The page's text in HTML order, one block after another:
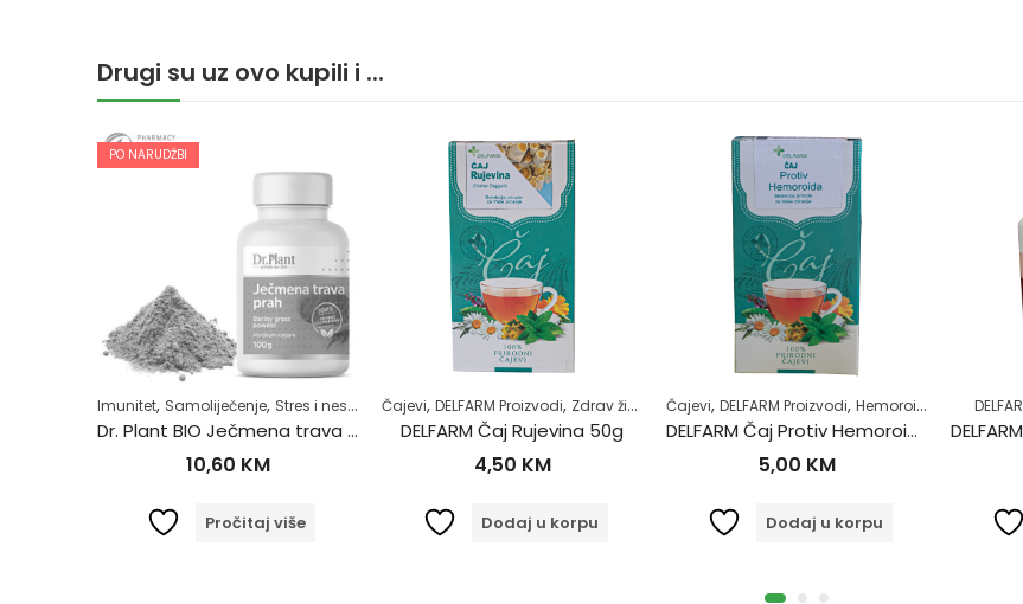
Drugi su uz ovo kupili i ...
PO NARUDŽBI
Imunitet, Samoliječenje, Stres i nesanica ,Superhrana, Zdrav život
Dr. Plant BIO Ječmena trava u prahu (Hordeum vulgare) 100g
10,60 KM
Pročitaj više
Čajevi, DELFARM Proizvodi, Zdrav život
DELFARM Čaj Rujevina 50g
4,50 KM
Dodaj u korpu
Čajevi, DELFARM Proizvodi, Hemoroidi
DELFARM Čaj Protiv Hemoroida 50g
5,00 KM
Dodaj u korpu